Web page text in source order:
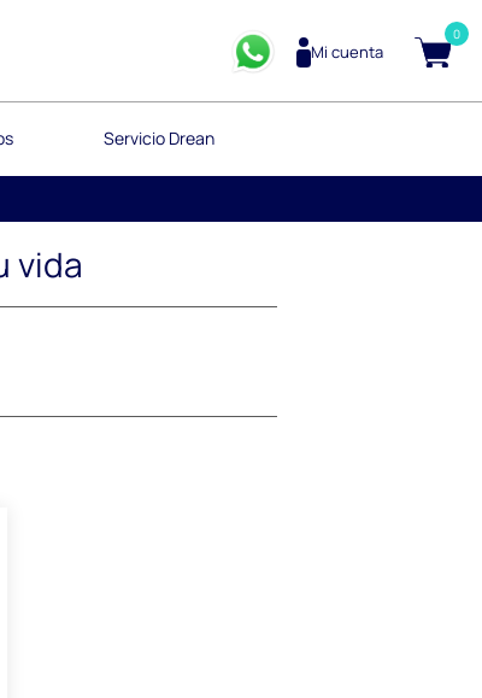
Mi cuenta
0
Servicio Drean
vida